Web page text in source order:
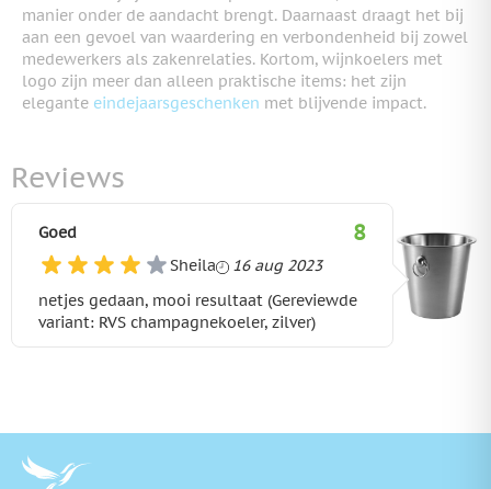
manier onder de aandacht brengt. Daarnaast draagt het bij
aan een gevoel van waardering en verbondenheid bij zowel
medewerkers als zakenrelaties. Kortom, wijnkoelers met
logo zijn meer dan alleen praktische items: het zijn
elegante eindejaarsgeschenken met blijvende impact.
Reviews
Goed
Sheila
16 augustus 2023
16 aug 2023
netjes gedaan, mooi resultaat (Gereviewde
variant: RVS champagnekoeler, zilver)
8